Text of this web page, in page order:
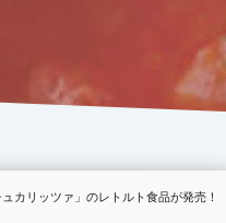
カリッツァ」のレトルト食品が発売！